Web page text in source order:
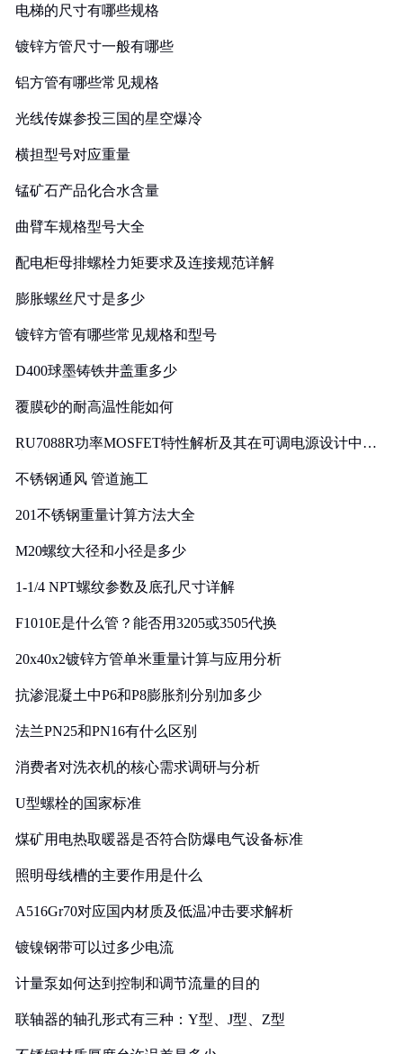
电梯的尺寸有哪些规格
镀锌方管尺寸一般有哪些
铝方管有哪些常见规格
光线传媒参投三国的星空爆冷
横担型号对应重量
锰矿石产品化合水含量
曲臂车规格型号大全
配电柜母排螺栓力矩要求及连接规范详解
膨胀螺丝尺寸是多少
镀锌方管有哪些常见规格和型号
D400球墨铸铁井盖重多少
覆膜砂的耐高温性能如何
RU7088R功率MOSFET特性解析及其在可调电源设计中的
不锈钢通风 管道施工
201不锈钢重量计算方法大全
M20螺纹大径和小径是多少
1-1/4 NPT螺纹参数及底孔尺寸详解
F1010E是什么管？能否用3205或3505代换
20x40x2镀锌方管单米重量计算与应用分析
抗渗混凝土中P6和P8膨胀剂分别加多少
法兰PN25和PN16有什么区别
消费者对洗衣机的核心需求调研与分析
U型螺栓的国家标准
煤矿用电热取暖器是否符合防爆电气设备标准
照明母线槽的主要作用是什么
A516Gr70对应国内材质及低温冲击要求解析
镀镍钢带可以过多少电流
计量泵如何达到控制和调节流量的目的
联轴器的轴孔形式有三种：Y型、J型、Z型